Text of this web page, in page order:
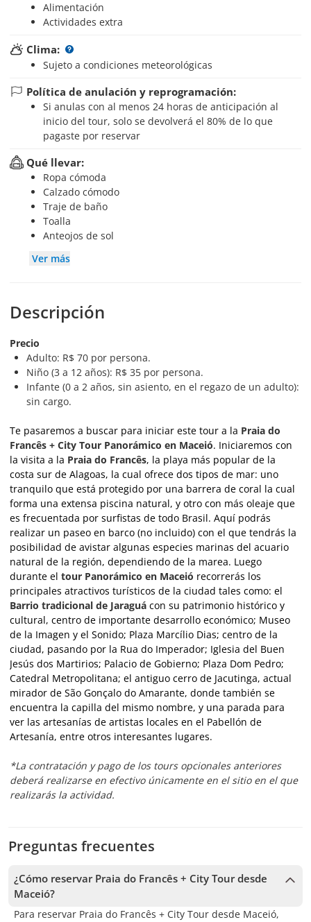
Alimentación
Actividades extra
Clima:
Sujeto a condiciones meteorológicas
Política de anulación y reprogramación:
Si anulas con al menos 24 horas de anticipación al
inicio del tour, solo se devolverá el 80% de lo que
pagaste por reservar
Qué llevar:
Ropa cómoda
Calzado cómodo
Traje de baño
Toalla
Anteojos de sol
Ver más
Descripción
Precio
Adulto: R$ 70 por persona.
Niño (3 a 12 años): R$ 35 por persona.
Infante (0 a 2 años, sin asiento, en el regazo de un adulto):
sin cargo.
Te pasaremos a buscar para iniciar este tour a la Praia do
Francês + City Tour Panorámico en Maceió. Iniciaremos con
la visita a la Praia do Francês, la playa más popular de la
costa sur de Alagoas, la cual ofrece dos tipos de mar: uno
tranquilo que está protegido por una barrera de coral la cual
forma una extensa piscina natural, y otro con más oleaje que
es frecuentada por surfistas de todo Brasil. Aquí podrás
realizar un paseo en barco (no incluido) con el que tendrás la
posibilidad de avistar algunas especies marinas del acuario
natural de la región, dependiendo de la marea. Luego
durante el tour Panorámico en Maceió recorrerás los
principales atractivos turísticos de la ciudad tales como: el
Barrio tradicional de Jaraguá con su patrimonio histórico y
cultural, centro de importante desarrollo económico; Museo
de la Imagen y el Sonido; Plaza Marcílio Dias; centro de la
ciudad, pasando por la Rua do Imperador; Iglesia del Buen
Jesús dos Martirios; Palacio de Gobierno; Plaza Dom Pedro;
Catedral Metropolitana; el antiguo cerro de Jacutinga, actual
mirador de São Gonçalo do Amarante, donde también se
encuentra la capilla del mismo nombre, y una parada para
ver las artesanías de artistas locales en el Pabellón de
Artesanía, entre otros interesantes lugares.
*La contratación y pago de los tours opcionales anteriores
deberá realizarse en efectivo únicamente en el sitio en el que
realizarás la actividad.
Preguntas frecuentes
¿Cómo reservar Praia do Francês + City Tour desde
Maceió?
Para reservar Praia do Francês + City Tour desde Maceió,